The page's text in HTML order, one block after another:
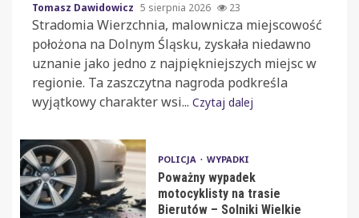
Tomasz Dawidowicz 5 sierpnia 2026 23
Stradomia Wierzchnia, malownicza miejscowość
położona na Dolnym Śląsku, zyskała niedawno
uznanie jako jedno z najpiękniejszych miejsc w
regionie. Ta zaszczytna nagroda podkreśla
wyjątkowy charakter wsi... Czytaj dalej
POLICJA WYPADKI
Poważny wypadek
motocyklisty na trasie
Bierutów – Solniki Wielkie